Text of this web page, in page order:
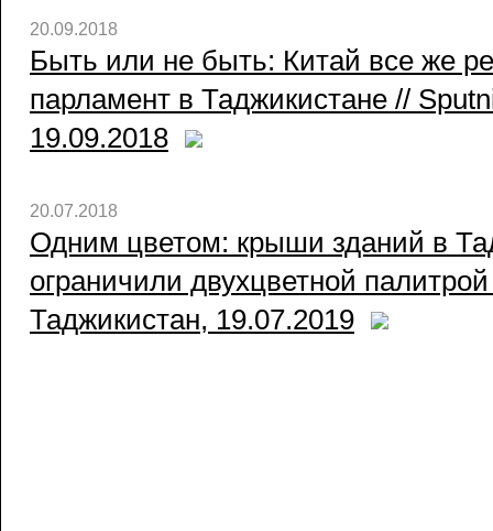
20.09.2018
Быть или не быть: Китай все же
парламент в Таджикистане //
19.09.2018
20.07.2018
Одним цветом: крыши зданий в
ограничили двухцветной
Таджикистан, 19.07.2019